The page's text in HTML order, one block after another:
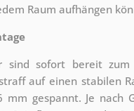
Raum aufhängen
sind sofort bereit zum
auf einen stabilen
mm gespannt. Je nach